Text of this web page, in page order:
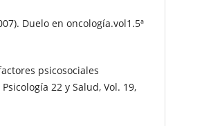
Duelo en oncología.vol1.5ª
psicosociales
22 y Salud, Vol. 19,